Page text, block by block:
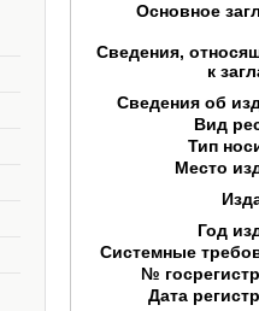
Основное
Сведения,
к
Сведения об
Вид
Тип
Место
Год
Системные
№
Дата